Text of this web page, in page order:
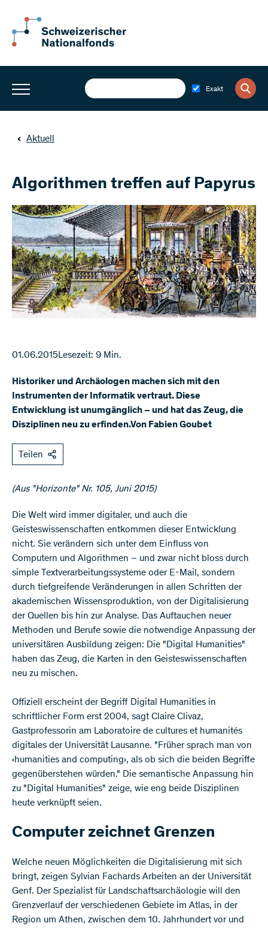
Exakt
Aktuell
Algorithmen treffen auf Papyrus
01.06.2015Lesezeit: 9 Min.
Historiker und Archäologen machen sich mit den
Instrumenten der Informatik vertraut. Diese
Entwicklung ist unumgänglich – und hat das Zeug, die
Disziplinen neu zu erﬁnden.Von Fabien Goubet
Teilen
(Aus "Horizonte" Nr. 105, Juni 2015)
Die Welt wird immer digitaler, und auch die
Geisteswissenschaften entkommen dieser Entwicklung
nicht. Sie verändern sich unter dem Einfluss von
Computern und Algorithmen – und zwar nicht bloss durch
simple Textverarbeitungssysteme oder E-Mail, sondern
durch tiefgreifende Veränderungen in allen Schritten der
akademischen Wissensproduktion, von der Digitalisierung
der Quellen bis hin zur Analyse. Das Auftauchen neuer
Methoden und Berufe sowie die notwendige Anpassung der
universitären Ausbildung zeigen: Die "Digital Humanities"
haben das Zeug, die Karten in den Geisteswissenschaften
neu zu mischen.
Offiziell erscheint der Begriff Digital Humanities in
schriftlicher Form erst 2004, sagt Claire Clivaz,
Gastprofessorin am Laboratoire de cultures et humanités
digitales der Universität Lausanne. "Früher sprach man von
‹humanities and computing›, als ob sich die beiden Begriffe
gegenüberstehen würden." Die semantische Anpassung hin
zu "Digital Humanities" zeige, wie eng beide Disziplinen
heute verknüpft seien.
Computer zeichnet Grenzen
Welche neuen Möglichkeiten die Digitalisierung mit sich
bringt, zeigen Sylvian Fachards Arbeiten an der Universität
Genf. Der Spezialist für Landschaftsarchäologie will den
Grenzverlauf der verschiedenen Gebiete im Atlas, in der
Region um Athen, zwischen dem 10. Jahrhundert vor und